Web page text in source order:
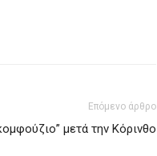
Επόμενο άρθρο
μετά την Κόρινθο